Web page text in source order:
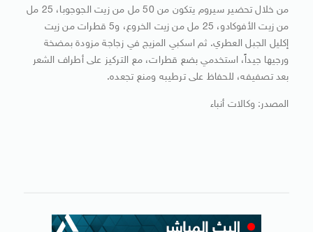
من خلال تحضير سيروم يتكون من 50 مل من زيت الجوجوبا، 25 مل
من زيت الأفوكادو، 25 مل من زيت الخروع، و5 قطرات من زيت
إكليل الجبل العطري. ثم اسكبي المزيج في زجاجة مزودة بمضخة
ورجيها جيداً، استخدمي بضع قطرات، مع التركيز على أطراف الشعر
بعد تصفيفه، للحفاظ على ترطيبه ومنع تجعده.
المصدر: وكالات أنباء